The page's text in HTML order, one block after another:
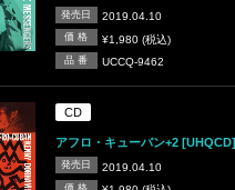
発売日 2019.04.10
価 格 ¥1,980 (税込)
品 番 UCCQ-9462
CD
アフロ・キューバン+2 [UHQCD]
発売日 2019.04.10
価 格